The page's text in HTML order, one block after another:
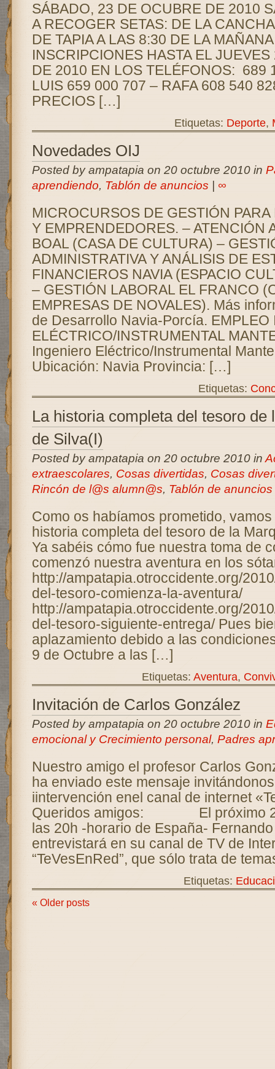
SÁBADO, 23 DE OCUBRE DE 2010
A RECOGER SETAS: DE LA
DE TAPIA A LAS 8:30 DE LA
INSCRIPCIONES HASTA EL
DE 2010 EN LOS TELÉFONOS: 689
LUIS 659 000 707 – RAFA 608 540
PRECIOS […]
Etiquetas: Deporte,
Novedades OIJ
Posted by ampatapia on 20 octubre 2010 in
aprendiendo, Tablón de anuncios ∞
MICROCURSOS DE GESTIÓN
Y EMPRENDEDORES. – ATENCIÓN
BOAL (CASA DE CULTURA) –
ADMINISTRATIVA Y ANÁLISIS DE
FINANCIEROS NAVIA (ESPACIO
– GESTIÓN LABORAL EL FRANCO
EMPRESAS DE NOVALES). Más
de Desarrollo Navia-Porcía. EMPLEO
ELÉCTRICO/INSTRUMENTAL
Ingeniero Eléctrico/Instrumental
Ubicación: Navia Provincia: […]
Etiquetas:
La historia completa del tesoro de
de Silva(I)
Posted by ampatapia on 20 octubre 2010 in
extraescolares, Cosas divertidas, Cosas
Rincón de l@s alumn@s, Tablón de anuncios
Como os habíamos prometido,
historia completa del tesoro de la
Ya sabéis cómo fue nuestra toma de
comenzó nuestra aventura en los
http://ampatapia.otroccidente.org/
del-tesoro-comienza-la-aventura/
http://ampatapia.otroccidente.org/
del-tesoro-siguiente-entrega/ Pues
aplazamiento debido a las
9 de Octubre a las […]
Etiquetas: Aventura,
Invitación de Carlos González
Posted by ampatapia on 20 octubre 2010 in
emocional y Crecimiento personal, Padres
Nuestro amigo el profesor Carlos
ha enviado este mensaje
iintervención enel canal de internet
Queridos amigos: El próximo
las 20h -horario de España-
entrevistará en su canal de TV de
“TeVesEnRed”, que sólo trata de
Etiquetas:
« Older posts